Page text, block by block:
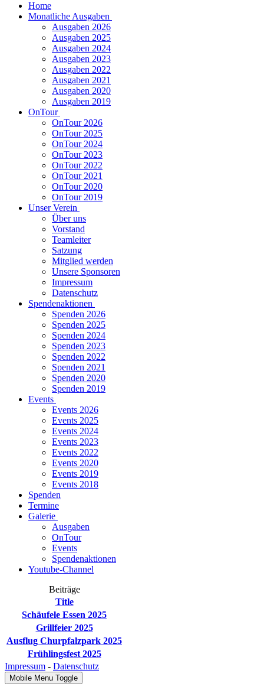
Home
Monatliche Ausgaben
Ausgaben 2026
Ausgaben 2025
Ausgaben 2024
Ausgaben 2023
Ausgaben 2022
Ausgaben 2021
Ausgaben 2020
Ausgaben 2019
OnTour
OnTour 2026
OnTour 2025
OnTour 2024
OnTour 2023
OnTour 2022
OnTour 2021
OnTour 2020
OnTour 2019
Unser Verein
Über uns
Vorstand
Teamleiter
Satzung
Mitglied werden
Unsere Sponsoren
Impressum
Datenschutz
Spendenaktionen
Spenden 2026
Spenden 2025
Spenden 2024
Spenden 2023
Spenden 2022
Spenden 2021
Spenden 2020
Spenden 2019
Events
Events 2026
Events 2025
Events 2024
Events 2023
Events 2022
Events 2020
Events 2019
Events 2018
Spenden
Termine
Galerie
Ausgaben
OnTour
Events
Spendenaktionen
Youtube-Channel
Beiträge
Title
Schäufele Essen 2025
Grillfeier 2025
Ausflug Churpfalzpark 2025
Frühlingsfest 2025
Impressum - Datenschutz
Mobile Menu Toggle